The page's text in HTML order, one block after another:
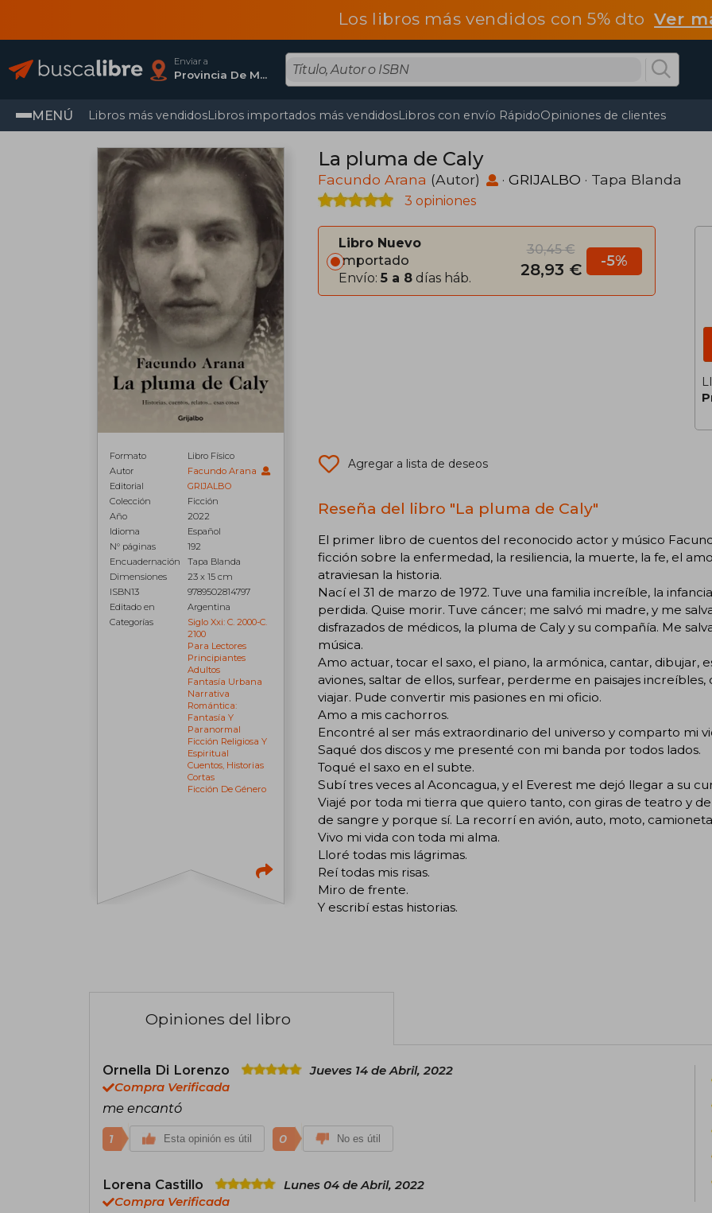
Los libros más vendidos con 5% dtoVer
Enviar a
Provincia De Madrid
MENÚ Libros más vendidosLibros importados más vendidosLibros con envío RápidoOpiniones de clientes
Formato
Libro Físico
Autor
Facundo Arana
Editorial
GRIJALBO
Colección
Ficción
Año
2022
Idioma
Español
N° páginas
192
Encuadernación
Tapa Blanda
Dimensiones
23 x 15 cm
ISBN13
9789502814797
Editado en
Argentina
Categorías
Siglo Xxi: C. 2000-C.
2100
Para Lectores
Principiantes
Adultos
Fantasía Urbana
Narrativa
Romántica:
Fantasía Y
Paranormal
Ficción Religiosa Y
Espiritual
Cuentos, Historias
Cortas
Ficción De Género
La pluma de Caly
Facundo Arana (Autor) · GRIJALBO · Tapa Blanda
3 opiniones
Libro Nuevo
Importado
Envío: 5 a 8 días háb.
30,45 €
28,93 € -5%
Agregar a lista de deseos
Reseña del libro "La pluma de Caly"
El primer libro de cuentos del reconocido actor y músico
ficción sobre la enfermedad, la resiliencia, la muerte, la fe, el
atraviesan la historia.
Nací el 31 de marzo de 1972. Tuve una familia increíble, la
perdida. Quise morir. Tuve cáncer; me salvó mi madre, y me
disfrazados de médicos, la pluma de Caly y su compañía. Me
música.
Amo actuar, tocar el saxo, el piano, la armónica, cantar, dibujar,
aviones, saltar de ellos, surfear, perderme en paisajes
viajar. Pude convertir mis pasiones en mi oficio.
Amo a mis cachorros.
Encontré al ser más extraordinario del universo y comparto mi
Saqué dos discos y me presenté con mi banda por todos lados.
Toqué el saxo en el subte.
Subí tres veces al Aconcagua, y el Everest me dejó llegar a su
Viajé por toda mi tierra que quiero tanto, con giras de teatro y
de sangre y porque sí. La recorrí en avión, auto, moto,
Vivo mi vida con toda mi alma.
Lloré todas mis lágrimas.
Reí todas mis risas.
Miro de frente.
Y escribí estas historias.
Opiniones del libro
Ornella Di Lorenzo
Jueves 14 de Abril, 2022
Compra Verificada
me encantó
1 Esta opinión es útil 0 No es útil
Lorena Castillo
Lunes 04 de Abril, 2022
Compra Verificada